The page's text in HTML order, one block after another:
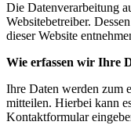
Die Datenverarbeitung
Websitebetreiber.
dieser Website
Wie erfassen wir Ihre
Ihre Daten werden zum
mitteilen. Hierbei kann
Kontaktformular